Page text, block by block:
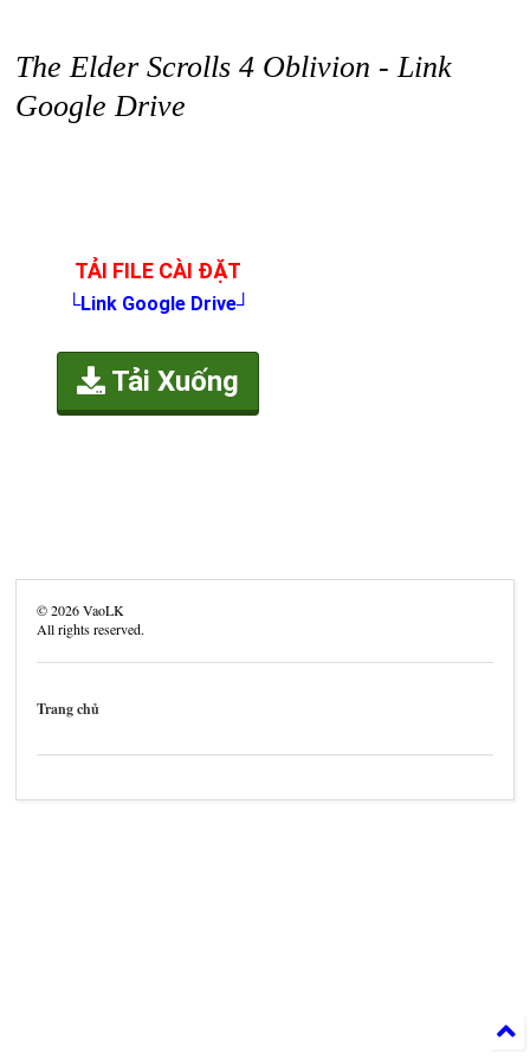
The Elder Scrolls 4 Oblivion - Link
Google Drive
TẢI FILE CÀI ĐẶT
└Link Google Drive┘
Tải Xuống
©2026VaoLK
All rights reserved.
Trang chủ